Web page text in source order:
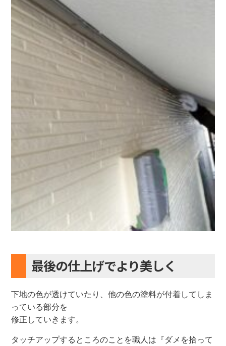
最後の仕上げでより美しく
下地の色が透けていたり、他の色の塗料が付着してしま
っている部分を
修正していきます。
タッチアップするところのことを職人は『ダメを拾って